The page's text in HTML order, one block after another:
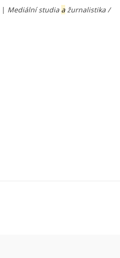
| Mediální studia a žurnalistika /